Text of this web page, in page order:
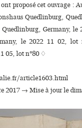
proposé cet ouvrage :
Quedlinburg,
Germany,
le 2022 11 02,
05, lot n°80 ♢
article1603.html
2017 → Mise à jour le